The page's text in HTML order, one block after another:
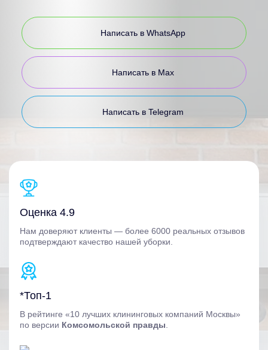
Написать в WhatsApp
Написать в Max
Написать в Telegram
Оценка 4.9
Нам доверяют клиенты — более 6000 реальных отзывов
подтверждают качество нашей уборки.
*Топ-1
В рейтинге «10 лучших клининговых компаний Москвы»
по версии Комсомольской правды